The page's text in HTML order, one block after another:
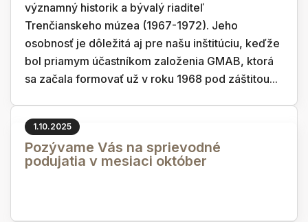
významný historik a bývalý riaditeľ
Trenčianskeho múzea (1967-1972). Jeho
osobnosť je dôležitá aj pre našu inštitúciu, keďže
bol priamym účastníkom založenia GMAB, ktorá
sa začala formovať už v roku 1968 pod záštitou...
1.10.2025
Pozývame Vás na sprievodné
podujatia v mesiaci október